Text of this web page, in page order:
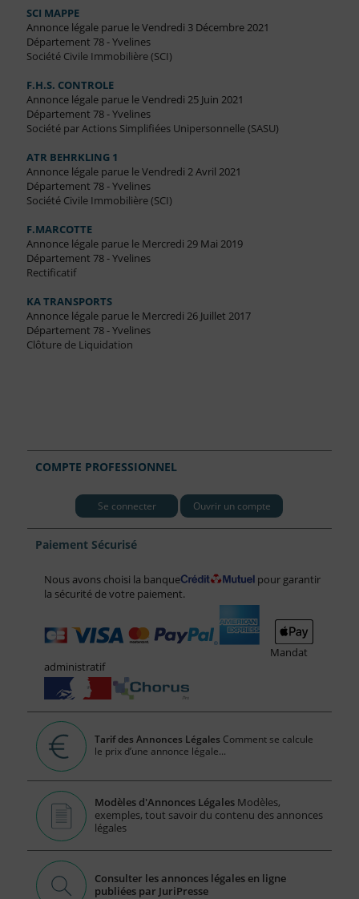
SCI MAPPE
Annonce légale parue le Vendredi 3 Décembre 2021
Département 78 - Yvelines
Société Civile Immobilière (SCI)
F.H.S. CONTROLE
Annonce légale parue le Vendredi 25 Juin 2021
Département 78 - Yvelines
Société par Actions Simplifiées Unipersonnelle (SASU)
ATR BEHRKLING 1
Annonce légale parue le Vendredi 2 Avril 2021
Département 78 - Yvelines
Société Civile Immobilière (SCI)
F.MARCOTTE
Annonce légale parue le Mercredi 29 Mai 2019
Département 78 - Yvelines
Rectificatif
KA TRANSPORTS
Annonce légale parue le Mercredi 26 Juillet 2017
Département 78 - Yvelines
Clôture de Liquidation
COMPTE PROFESSIONNEL
Se connecter Ouvrir un compte
Paiement Sécurisé
Nous avons choisi la banque
pour garantir
la sécurité de votre paiement.
Mandat
administratif
Tarif des Annonces Légales Comment se calcule
le prix d’une annonce légale...
Modèles d'Annonces Légales Modèles,
exemples, tout savoir du contenu des annonces
légales
Consulter les annonces légales en ligne
publiées par JuriPresse